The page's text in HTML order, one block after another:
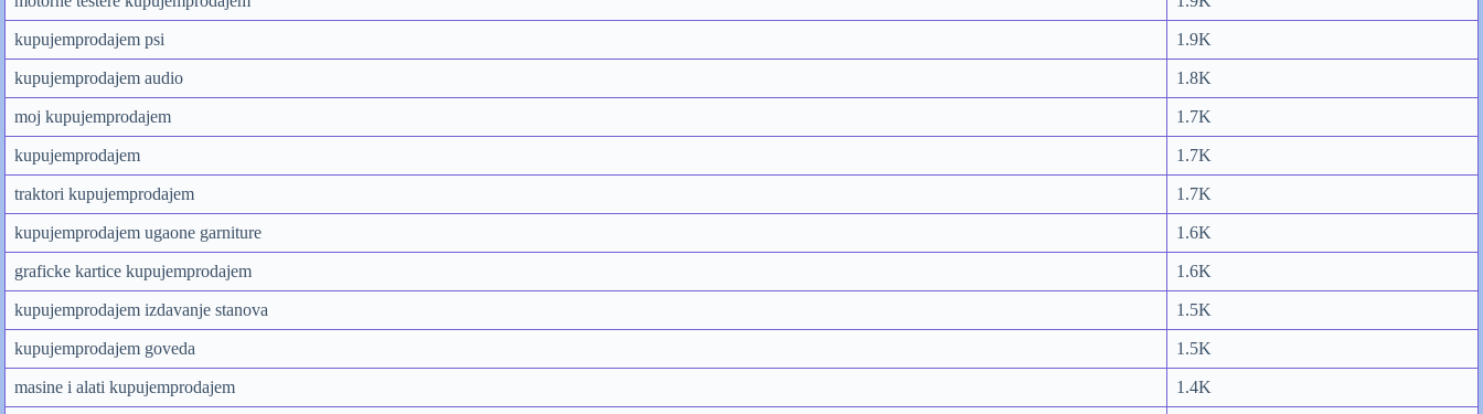
kupujemprodajem psi 1.9K
kupujemprodajem audio 1.8K
moj kupujemprodajem 1.7K
kupujemprodajem 1.7K
traktori kupujemprodajem 1.7K
kupujemprodajem ugaone garniture 1.6K
graficke kartice kupujemprodajem 1.6K
kupujemprodajem izdavanje stanova 1.5K
kupujemprodajem goveda 1.5K
masine i alati kupujemprodajem 1.4K